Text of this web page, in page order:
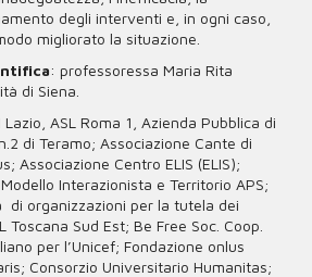
degli interventi e, in ogni caso,
migliorato la situazione.
: professoressa Maria Rita
di Siena.
Lazio, ASL Roma 1, Azienda Pubblica di
di Teramo; Associazione Cante di
Associazione Centro ELIS (ELIS);
Interazionista e Territorio APS;
di organizzazioni per la tutela dei
Toscana Sud Est; Be Free Soc. Coop.
per l’Unicef; Fondazione onlus
Consorzio Universitario Humanitas;